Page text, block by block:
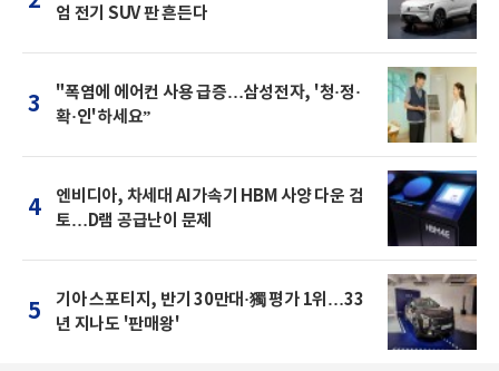
엄 전기 SUV 판 흔든다
3
"폭염에 에어컨 사용 급증…삼성전자, '청·정·
확·인'하세요”
4
엔비디아, 차세대 AI가속기 HBM 사양 다운 검
토…D램 공급난이 문제
5
기아 스포티지, 반기 30만대·獨 평가 1위…33
년 지나도 '판매왕'